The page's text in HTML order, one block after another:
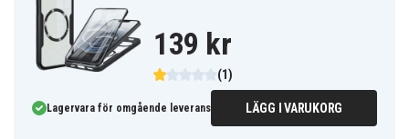
(1)
139 kr
Lagervara för omgående leverans LÄGG I VARUKORG